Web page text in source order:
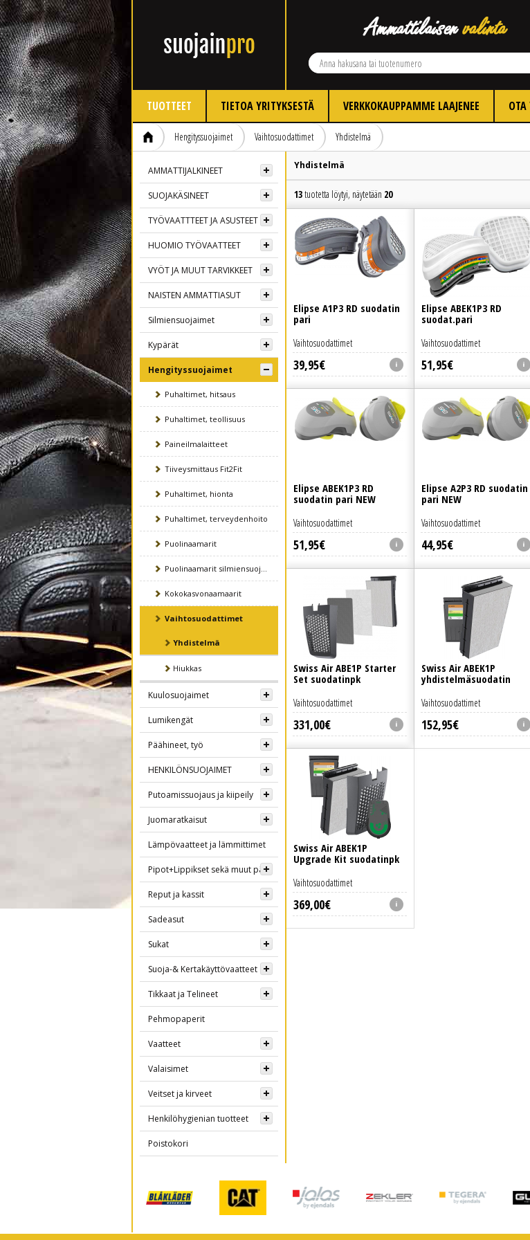
TUOTTEET TIETOA YRITYKSESTÄ VERKKOKAUPPAMME LAAJENEE OTA
Hengityssuojaimet Vaihtosuodattimet Yhdistelmä
AMMATTIJALKINEET
SUOJAKÄSINEET
TYÖVAATTTEET JA ASUSTEET
HUOMIO TYÖVAATTEET
VYÖT JA MUUT TARVIKKEET
NAISTEN AMMATTIASUT
Silmiensuojaimet
Kypärät
Hengityssuojaimet
Puhaltimet, hitsaus
Puhaltimet, teollisuus
Paineilmalaitteet
Tiiveysmittaus Fit2Fit
Puhaltimet, hionta
Puhaltimet, terveydenhoito
Puolinaamarit
Puolinaamarit silmiensuojaimel
Kokokasvonaamaarit
Vaihtosuodattimet
Yhdistelmä
Hiukkas
Kuulosuojaimet
Lumikengät
Päähineet, työ
HENKILÖNSUOJAIMET
Putoamissuojaus ja kiipeily
Juomaratkaisut
Lämpövaatteet ja lämmittimet
Pipot+Lippikset sekä muut päähineet
Reput ja kassit
Sadeasut
Sukat
Suoja-& Kertakäyttövaatteet
Tikkaat ja Telineet
Pehmopaperit
Vaatteet
Valaisimet
Veitset ja kirveet
Henkilöhygienian tuotteet
Poistokori
Yhdistelmä
13tuotetta löytyi, näytetään 20Edellinen
Elipse A1P3 RD suodatin
pari
39,95€
Vaihtosuodattimet
Elipse ABEK1P3 RD
suodat.pari
51,95€
Vaihtosuodattimet
Lue lisää
Elipse ABEK1P3 RD
suodatin pari NEW
51,95€
Vaihtosuodattimet
Elipse A2P3 RD suodatin
pari NEW
44,95€
Vaihtosuodattimet
Lue lisää
Swiss Air ABE1P Starter
Set suodatinpk
331,00€
Vaihtosuodattimet
Swiss Air ABEK1P
yhdistelmäsuodatin
152,95€
Vaihtosuodattimet
Lue lisää
Swiss Air ABEK1P
Upgrade Kit suodatinpk
369,00€
Vaihtosuodattimet